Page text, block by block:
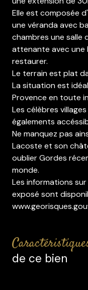
Elle est composée
une véranda avec
chambres une salle
attenante avec une
restaurer.
Le terrain est plat
La situation est
Provence en toute
Les célèbres
égalements
Ne manquez pas
Lacoste et son
oublier Gordes
monde.
Les informations
exposé sont
de ce bien